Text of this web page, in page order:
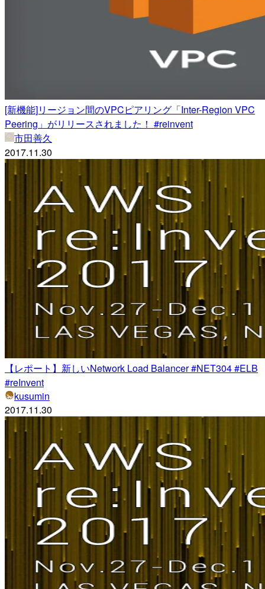
[新機能]リージョン間のVPCピアリング「Inter-Region VPC
Peering」がリリースされました！ #reinvent
市田善久
2017.11.30
【レポート】新しいNetwork Load Balancer #NET304 #ELB
#reInvent
kusumin
2017.11.30